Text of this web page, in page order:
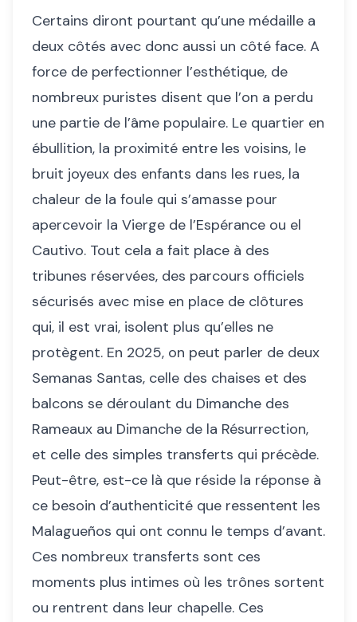
Certains diront pourtant qu’une médaille a
deux côtés avec donc aussi un côté face. A
force de perfectionner l’esthétique, de
nombreux puristes disent que l’on a perdu
une partie de l’âme populaire. Le quartier en
ébullition, la proximité entre les voisins, le
bruit joyeux des enfants dans les rues, la
chaleur de la foule qui s’amasse pour
apercevoir la Vierge de l’Espérance ou el
Cautivo. Tout cela a fait place à des
tribunes réservées, des parcours officiels
sécurisés avec mise en place de clôtures
qui, il est vrai, isolent plus qu’elles ne
protègent. En 2025, on peut parler de deux
Semanas Santas, celle des chaises et des
balcons se déroulant du Dimanche des
Rameaux au Dimanche de la Résurrection,
et celle des simples transferts qui précède.
Peut-être, est-ce là que réside la réponse à
ce besoin d’authenticité que ressentent les
Malagueños qui ont connu le temps d’avant.
Ces nombreux transferts sont ces
moments plus intimes où les trônes sortent
ou rentrent dans leur chapelle. Ces